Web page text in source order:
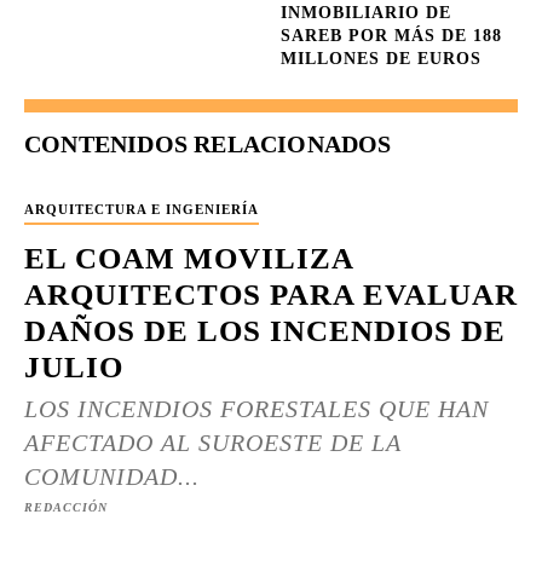
INMOBILIARIO DE
SAREB POR MÁS DE 188
MILLONES DE EUROS
CONTENIDOS RELACIONADOS
ARQUITECTURA E INGENIERÍA
EL COAM MOVILIZA
ARQUITECTOS PARA EVALUAR
DAÑOS DE LOS INCENDIOS DE
JULIO
LOS INCENDIOS FORESTALES QUE HAN
AFECTADO AL SUROESTE DE LA
COMUNIDAD...
REDACCIÓN